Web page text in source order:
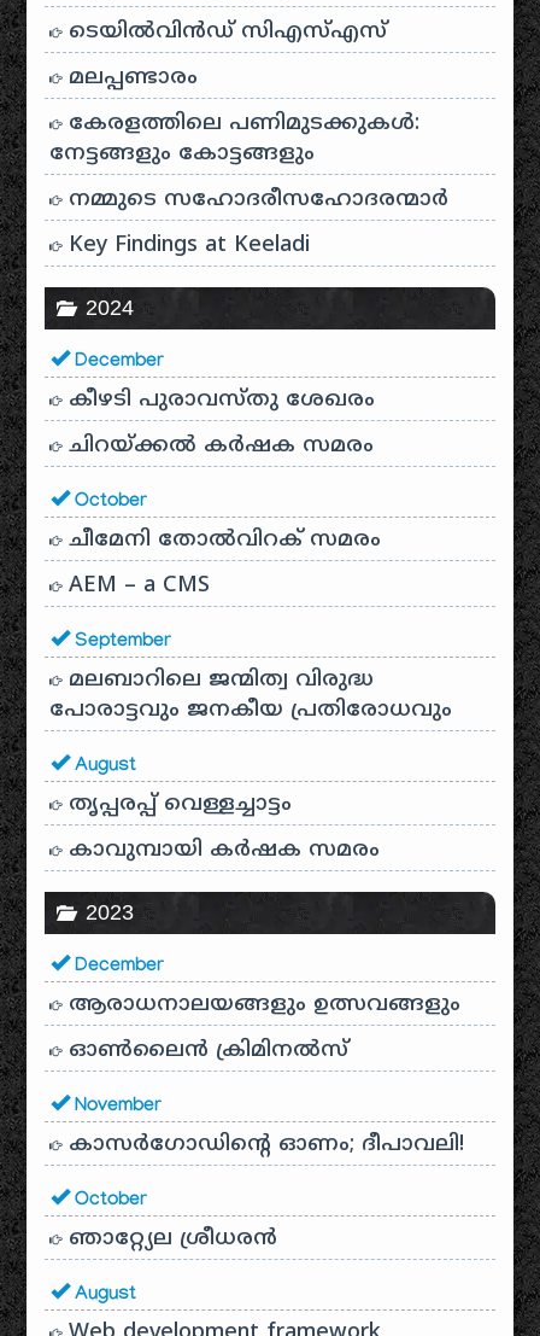
ടെയിൽ‌വിൻഡ് സി‌എസ്‌എസ്
മലപ്പണ്ടാരം
കേരളത്തിലെ പണിമുടക്കുകൾ:
നേട്ടങ്ങളും കോട്ടങ്ങളും
നമ്മുടെ സഹോദരീസഹോദരന്മാർ
Key Findings at Keeladi
2024
December
കീഴടി പുരാവസ്തു ശേഖരം
ചിറയ്ക്കൽ കർഷക സമരം
October
ചീമേനി തോൽവിറക് സമരം
AEM – a CMS
September
മലബാറിലെ ജന്മിത്വ വിരുദ്ധ
പോരാട്ടവും ജനകീയ പ്രതിരോധവും
August
തൃപ്പരപ്പ് വെള്ളച്ചാട്ടം
കാവുമ്പായി കർഷക സമരം
2023
December
ആരാധനാലയങ്ങളും ഉത്സവങ്ങളും
ഓൺലൈൻ ക്രിമിനൽസ്
November
കാസർഗോഡിൻ്റെ ഓണം; ദീപാവലി!
October
ഞാറ്റ്യേല ശ്രീധരൻ
August